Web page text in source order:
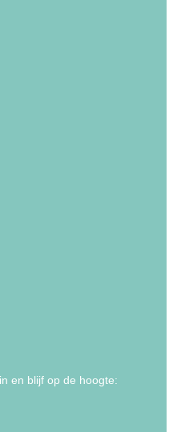
en blijf op de hoogte: